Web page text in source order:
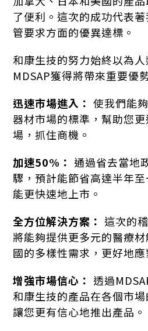
了便利。這次的成功代表
管要求方面的優異達標。
和康生技的努力始終以為人
MDSAP獲得將帶來重要優
迅速市場進入： 使我們能
器材市場的標準，幫助您
場，抓住商機。
加速50% ： 通過省去當地
驟，預計能節省高達半年
能更快速地上市。
全方位解決方案： 這次的
將能夠提供更多元的醫療
國的多樣性需求，更好地應
增強市場信心： 透過
和康生技的產品在各個市
讓您更有信心地推出產品。